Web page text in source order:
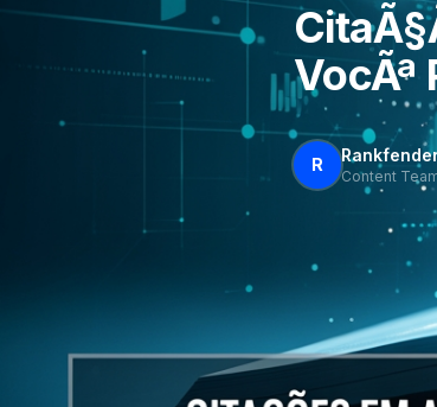
VocÃª
R
Content